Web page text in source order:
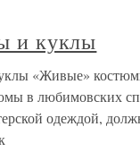
и куклы
«Живые»
в любимовских
одеждой,